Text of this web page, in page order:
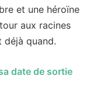
et une héroïne
aux racines
déjà quand.
date de sortie